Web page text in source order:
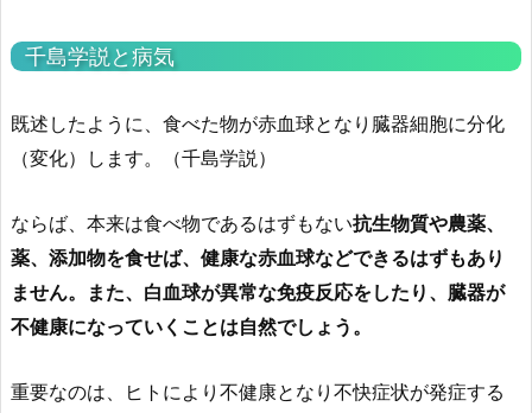
千島学説と病気
既述したように、食べた物が赤血球となり臓器細胞に分化
（変化）します。（千島学説）
ならば、本来は食べ物であるはずもない抗生物質や農薬、
薬、添加物を食せば、健康な赤血球などできるはずもあり
ません。また、白血球が異常な免疫反応をしたり、臓器が
不健康になっていくことは自然でしょう。
重要なのは、ヒトにより不健康となり不快症状が発症する